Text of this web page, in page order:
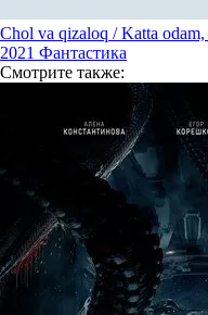
Chol va qizaloq / Katta
2021 Фантастика
Смотрите также: